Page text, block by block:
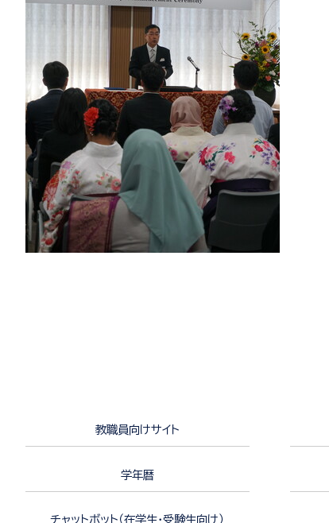
教職員向けサイト
学年暦
チャットボット（在学生・受験生向け）